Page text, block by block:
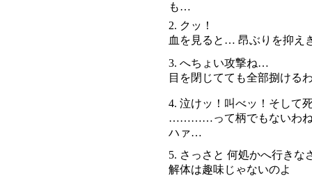
も…
2. クッ！
血を見ると… 昂ぶりを抑え
3. へちょい攻撃ね…
目を閉じてても全部捌ける
4. 泣けッ！叫べッ！そして
…………って柄でもないわ
ハァ…
5. さっさと 何処かへ行きな
解体は趣味じゃないのよ